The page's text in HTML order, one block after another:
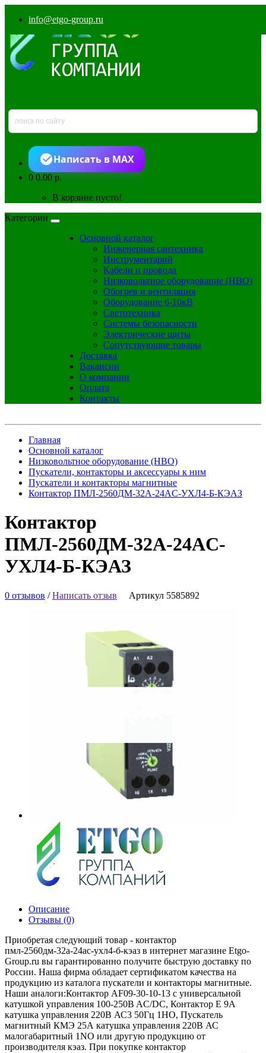
info@etgo-group.ru
Написать в MAX
00.00 р.
В корзине пусто!
Категории
Основной каталог
Инженерная сантехника
Инструментарий
Кабели и провода
Низковольтное оборудование (НВО)
Обогрев и вентиляция
Оборудование 6-10кВ
Светотехника
Системы безопасности
Электрические щиты
Сопутствующие товары
Доставка
Вакансии
О компании
Оплата
Контакты
Главная
Основной каталог
Низковольтное оборудование (НВО)
Пускатели, контакторы и аксессуары к ним
Пускатели и контакторы магнитные
Контактор ПМЛ-2560ДМ-32А-24AC-УХЛ4-Б-КЭАЗ
Контактор
ПМЛ-2560ДМ-32А-24AC-
УХЛ4-Б-КЭАЗ
0 отзывов /Написать отзыв Артикул 5585892
Описание
Отзывы (0)
Приобретая следующий товар - контактор
пмл-2560дм-32а-24ac-ухл4-б-кэаз в интернет магазине Etgo-
Group.ru вы гарантированно получите быструю доставку по
России. Наша фирма обладает сертификатом качества на
продукцию из каталога пускатели и контакторы магнитные.
Наши аналоги:Контактор AF09-30-10-13 с универсальной
катушкой управления 100-250B AC/DC, Контактор E 9А
катушка управления 220В АС3 50Гц 1НО, Пускатель
магнитный КМЭ 25А катушка управления 220В АС
малогабаритный 1NO или другую продукцию от
производителя кэаз. При покупке контактор